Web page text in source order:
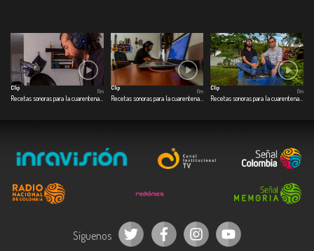
Clip
6m
Clip
Recetas sonoras para la cuarentena - Cap. 2 Dulce de ahuyama
6m
Clip
6m
Síguenos